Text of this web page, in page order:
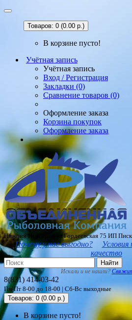
Товаров: 0 (0.00 р.)
В корзине пусто!
Учётная запись
Учётная запись
Вход / Регистрация
Закладки (0)
Сравнение товаров (0)
Оформление заказа
Корзина покупок
Оформление заказа
Нижний Новгород ул Гордеевская 75 ИП
Почему у нас выгодно? Условия
качество
Найти
Искали и не нашли?
8(831) 414-03-42
Пн-Пт 8-00 до 18-00 | Сб-Вс выходные
Товаров: 0 (0.00 р.)
В корзине пусто!